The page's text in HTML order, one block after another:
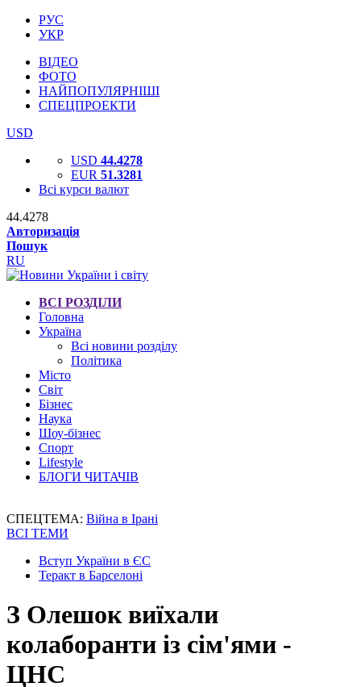
РУС
УКР
ВІДЕО
ФОТО
НАЙПОПУЛЯРНІШІ
СПЕЦПРОЕКТИ
USD
USD 44.4278
EUR 51.3281
Всі курси валют
44.4278
Авторизація
Пошук
RU
ВСІ РОЗДІЛИ
Головна
Україна
Всі новини розділу
Політика
Місто
Світ
Бізнес
Наука
Шоу-бізнес
Спорт
Lifestyle
БЛОГИ ЧИТАЧІВ
СПЕЦТЕМА: Війна в Ірані
ВСІ ТЕМИ
Вступ України в ЄС
Теракт в Барселоні
З Олешок виїхали
колаборанти із сім'ями -
ЦНС